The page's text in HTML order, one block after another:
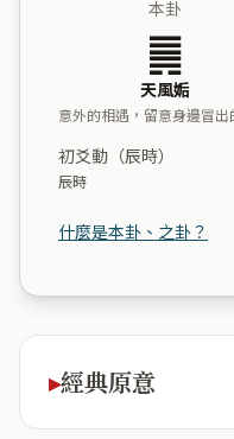
本卦
䷫
天風姤
意外的相遇，留意身邊冒出
初爻動（辰時）
辰時
什麼是本卦、之卦？
經典原意